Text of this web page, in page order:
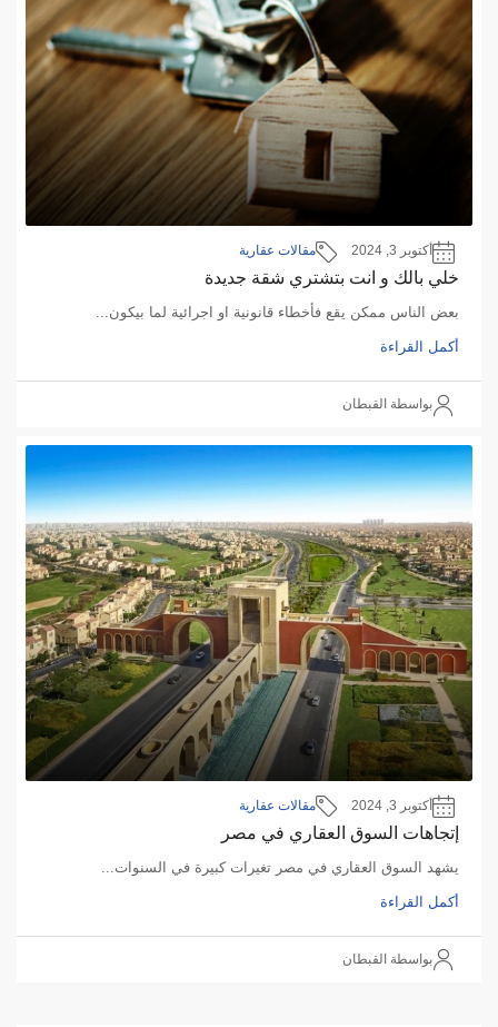
أكتوبر 3, 2024 مقالات عقارية
خلي بالك و انت بتشتري شقة جديدة
بعض الناس ممكن يقع فأخطاء قانونية او اجرائية لما بيكون...
أكمل القراءة
بواسطة القبطان
أكتوبر 3, 2024 مقالات عقارية
إتجاهات السوق العقاري في مصر
يشهد السوق العقاري في مصر تغيرات كبيرة في السنوات...
أكمل القراءة
بواسطة القبطان